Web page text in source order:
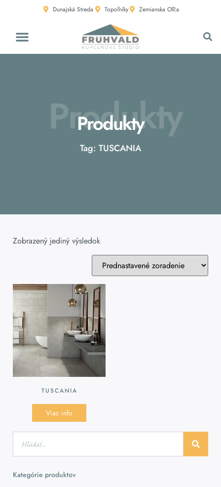
Dunajská Streda Topoľníky Zemianska Oľča
Produkty
Produkty
Tag: TUSCANIA
Zobrazený jediný výsledok
TUSCANIA
Viac info
Kategórie produktov